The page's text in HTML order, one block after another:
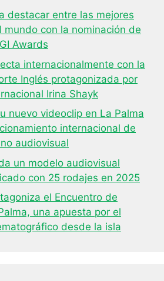
destacar entre las mejores
mundo con la nominación de
Awards
internacionalmente con la
Inglés protagonizada por
Irina Shayk
nuevo videoclip en La Palma
internacional de
audiovisual
un modelo audiovisual
con 25 rodajes en 2025
el Encuentro de
una apuesta por el
desde la isla